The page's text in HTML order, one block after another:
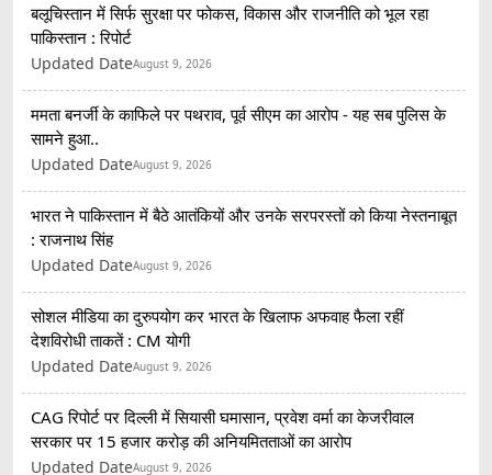
बलूचिस्तान में सिर्फ सुरक्षा पर फोकस, विकास और राजनीति को भूल रहा
पाकिस्तान : रिपोर्ट
Updated DateAugust 9, 2026
ममता बनर्जी के काफिले पर पथराव, पूर्व सीएम का आरोप - यह सब पुलिस के
सामने हुआ..
Updated DateAugust 9, 2026
भारत ने पाकिस्तान में बैठे आतंकियों और उनके सरपरस्तों को किया नेस्तनाबूत
: राजनाथ सिंह
Updated DateAugust 9, 2026
सोशल मीडिया का दुरुपयोग कर भारत के खिलाफ अफवाह फैला रहीं
देशविरोधी ताकतें : CM योगी
Updated DateAugust 9, 2026
CAG रिपोर्ट पर दिल्ली में सियासी घमासान, प्रवेश वर्मा का केजरीवाल
सरकार पर 15 हजार करोड़ की अनियमितताओं का आरोप
Updated DateAugust 9, 2026